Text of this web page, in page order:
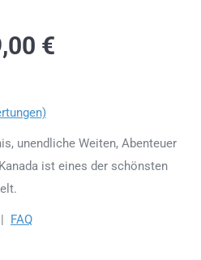
€
unendliche Weiten, Abenteuer
ist eines der schönsten
| FAQ